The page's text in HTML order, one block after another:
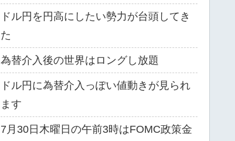
ドル円を円高にしたい勢力が台頭してき
た
為替介入後の世界はロングし放題
ドル円に為替介入っぽい値動きが見られ
ます
7月30日木曜日の午前3時はFOMC政策金